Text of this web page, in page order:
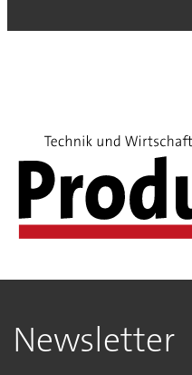
Newsletter